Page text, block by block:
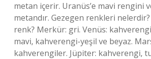
metan içerir. Uranüs’e mavi rengini
metandır. Gezegen renkleri
renk? Merkür: gri. Venüs:
mavi, kahverengi-yeşil ve beyaz.
kahverengiler. Jüpiter: kahverengi,